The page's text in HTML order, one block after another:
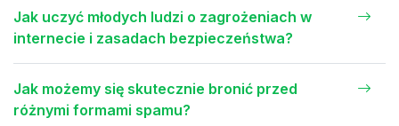
Jak uczyć młodych ludzi o zagrożeniach w
internecie i zasadach bezpieczeństwa?
Jak możemy się skutecznie bronić przed
różnymi formami spamu?